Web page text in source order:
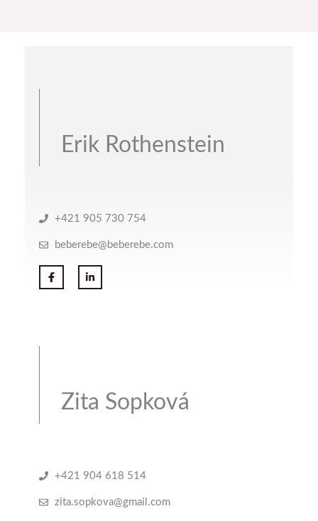
Erik Rothenstein
+421 905 730 754
beberebe@beberebe.com
Zita Sopková
+421 904 618 514
zita.sopkova@gmail.com